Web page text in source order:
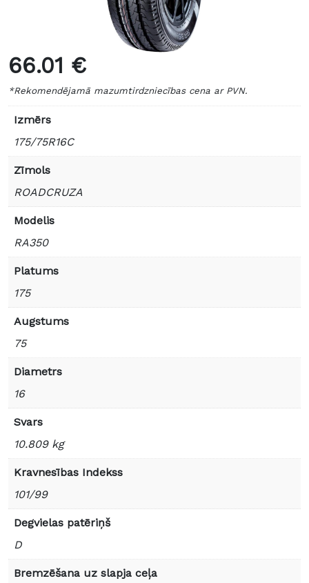
66.01 €
*Rekomendējamā mazumtirdzniecības cena ar PVN.
Izmērs
175/75R16C
Zīmols
ROADCRUZA
Modelis
RA350
Platums
175
Augstums
75
Diametrs
16
Svars
10.809 kg
Kravnesības Indekss
101/99
Degvielas patēriņš
D
Bremzēšana uz slapja ceļa